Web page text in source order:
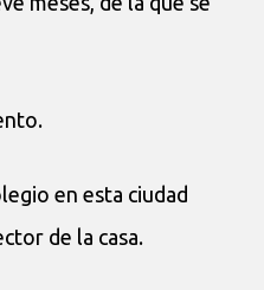
en esta ciudad
de la casa.